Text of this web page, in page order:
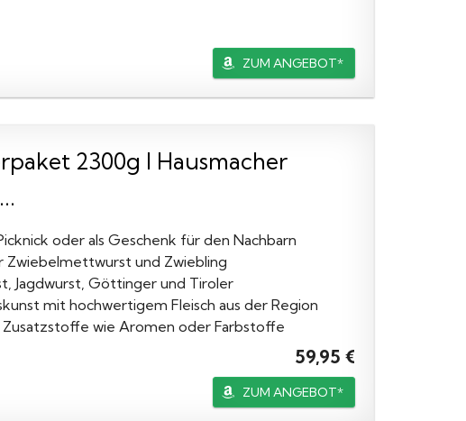
ZUM ANGEBOT*
2300g I Hausmacher
oder als Geschenk für den Nachbarn
Zwiebelmettwurst und Zwiebling
Jagdwurst, Göttinger und Tiroler
mit hochwertigem Fleisch aus der Region
Zusatzstoffe wie Aromen oder Farbstoffe
59,95 €
ZUM ANGEBOT*